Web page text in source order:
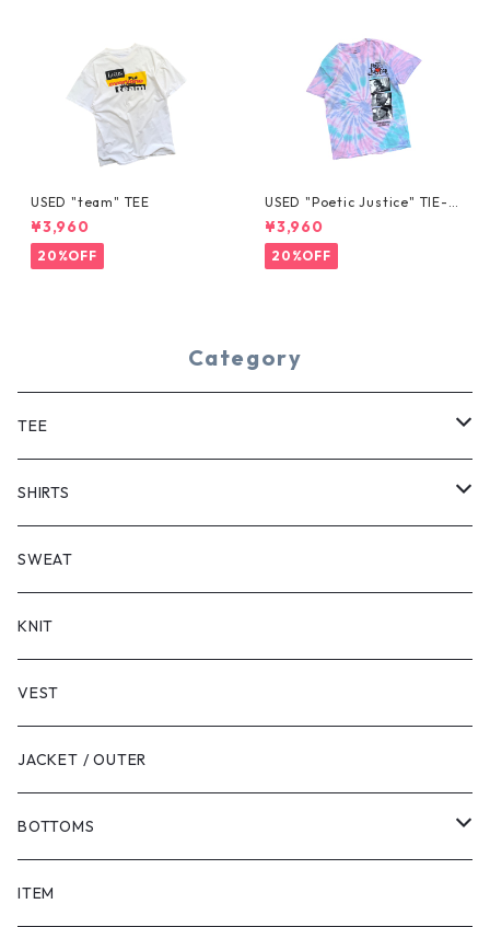
USED "team" TEE
¥3,960
20%OFF
USED "Poetic Justice" TIE-D
YE TEE
¥3,960
20%OFF
Category
TEE
SHORT SLEEVE
LONG SLEEVE
SHIRTS
SHORT SLEEVE
LONG SLEEVE
SWEAT
KNIT
VEST
JACKET / OUTER
BOTTOMS
SHORTS
ITEM